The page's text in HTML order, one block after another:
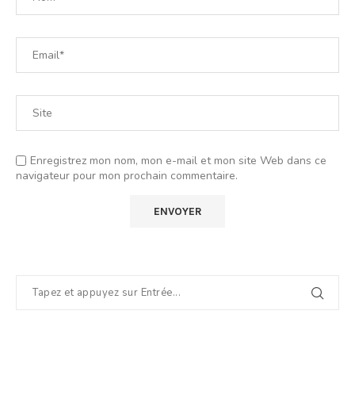
Enregistrez mon nom, mon e-mail et mon site Web dans ce
navigateur pour mon prochain commentaire.